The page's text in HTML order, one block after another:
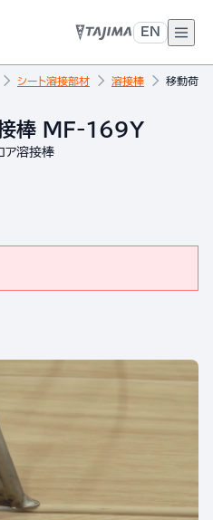
EN
シート溶接部材 溶接棒 移動荷
接棒 MF-169Y
ア溶接棒